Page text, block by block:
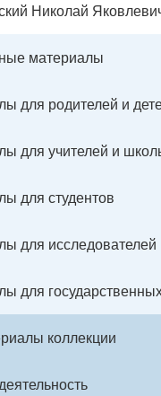
Николай
материалы
для родителей и
для учителей и
для студентов
для исследователей
для
коллекции